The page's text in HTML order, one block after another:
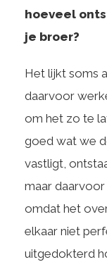
hoeveel
je broer?
Het lijkt soms
daarvoor
om het zo te
goed wat we
vastligt,
maar
omdat het
elkaar niet
uitgedokterd